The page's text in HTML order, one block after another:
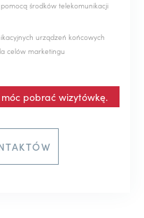
środków telekomunikacji
urządzeń końcowych
celów marketingu
pobrać wizytówkę.